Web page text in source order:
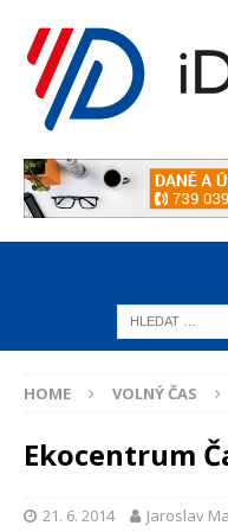
HOME VOLNÝ ČAS
Ekocentrum
21. 6. 2014 Jaroslav